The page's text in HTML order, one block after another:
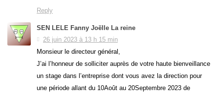
Reply
SEN LELE Fanny Joëlle La reine
26 juin 2023 à 13 h 15 min
Monsieur le directeur général,
J’ai l’honneur de solliciter auprès de votre haute bienveillance
un stage dans l’entreprise dont vous avez la direction pour
une période allant du 10Août au 20Septembre 2023 de